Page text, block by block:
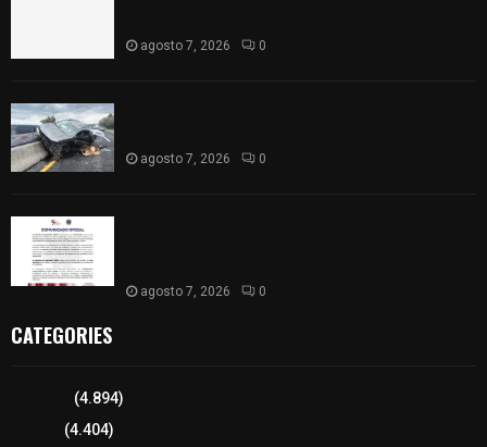
agosto 7, 2026 0
agosto 7, 2026 0
agosto 7, 2026 0
CATEGORIES
(4.894)
(4.404)